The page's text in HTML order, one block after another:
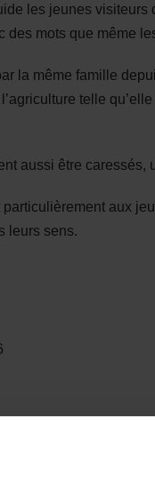
les jeunes
des mots que même
la même famille
telle
aussi être
aux
leurs sens.